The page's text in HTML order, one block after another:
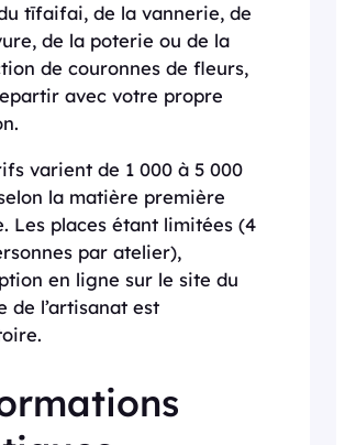
tīfaifai, de la vannerie, de
de la poterie ou de la
de couronnes de fleurs,
avec votre propre
varient de 1 000 à 5 000
la matière première
Les places étant limitées (4
par atelier),
en ligne sur le site du
de l’artisanat est